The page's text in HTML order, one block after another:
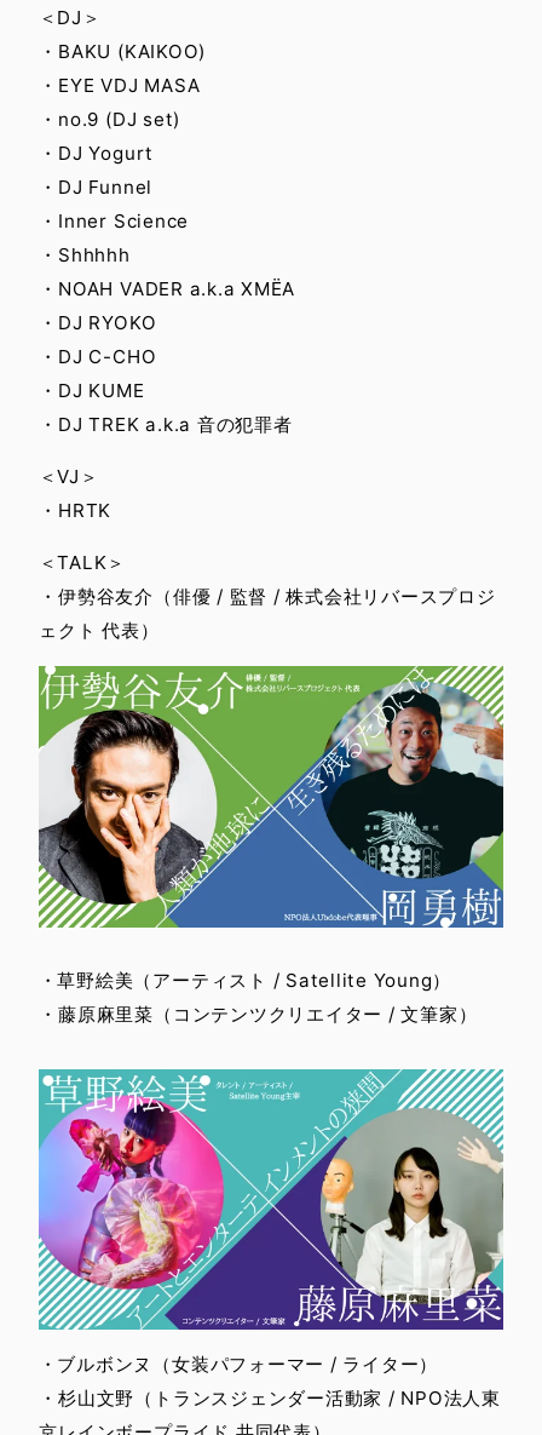
＜DJ＞
・BAKU (KAIKOO)
・EYE VDJ MASA
・no.9 (DJ set)
・DJ Yogurt
・DJ Funnel
・Inner Science
・Shhhhh
・NOAH VADER a.k.a XMËA
・DJ RYOKO
・DJ C-CHO
・DJ KUME
・DJ TREK a.k.a 音の犯罪者
＜VJ＞
・HRTK
＜TALK＞
・伊勢谷友介（俳優 / 監督 / 株式会社リバースプロジ
ェクト 代表）
・草野絵美（アーティスト / Satellite Young）
・藤原麻里菜（コンテンツクリエイター / 文筆家）
・ブルボンヌ（女装パフォーマー / ライター）
・杉山文野（トランスジェンダー活動家 / NPO法人東